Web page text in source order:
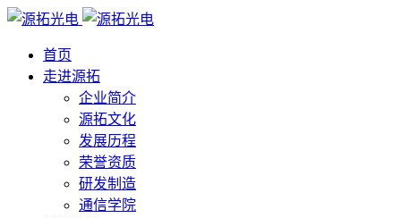
首页
走进源拓
企业简介
源拓文化
发展历程
荣誉资质
研发制造
通信学院